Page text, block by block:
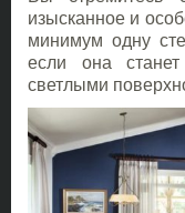
изысканное и
минимум одну
если она
светлыми